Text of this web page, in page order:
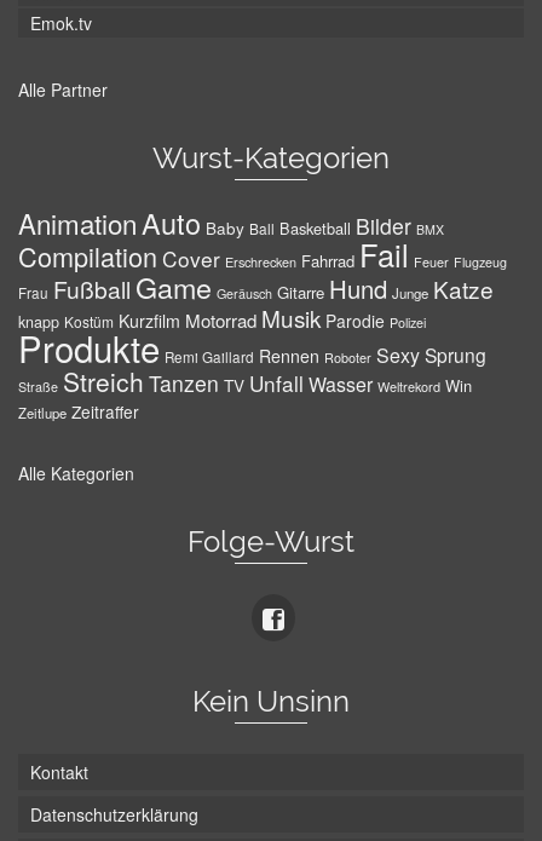
Emok.tv
Alle Partner
Wurst-Kategorien
AnimationAuto Baby Ball Basketball Bilder BMX
Compilation Cover Erschrecken Fahrrad Fail Feuer Flugzeug
Frau Fußball Game Geräusch Gitarre Hund Junge Katze
knapp Kostüm Kurzfilm Motorrad Musik Parodie Polizei
Produkte Remi Gaillard Rennen Roboter SexySprung
Straße Streich Tanzen TV Unfall Wasser Weltrekord Win
Zeitlupe Zeitraffer
Alle Kategorien
Folge-Wurst
Kein Unsinn
Kontakt
Datenschutzerklärung